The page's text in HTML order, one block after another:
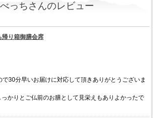
っちさんのレビュー
帰り箱御膳会席
30分早いお届けに対応して頂きありがとうございま
かりとご仏前のお膳として見栄えもありよかったで